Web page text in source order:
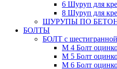
6 Шуруп для
8 Шуруп для
ШУРУПЫ ПО
БОЛТЫ
БОЛТ с
М 4 Болт
М 5 Болт
М 6 Болт